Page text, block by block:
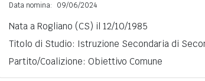
Data nomina:
09/06/2024
Nata a Rogliano (CS) il 12/10/1985
Titolo di Studio: Istruzione Secondaria di
Partito/Coalizione: Obiettivo Comune